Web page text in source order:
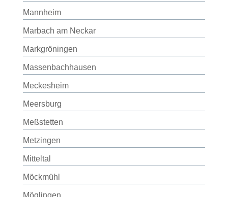
Mannheim
Marbach am Neckar
Markgröningen
Massenbachhausen
Meckesheim
Meersburg
Meßstetten
Metzingen
Mitteltal
Möckmühl
Möglingen